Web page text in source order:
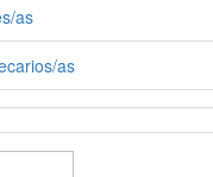
as
as